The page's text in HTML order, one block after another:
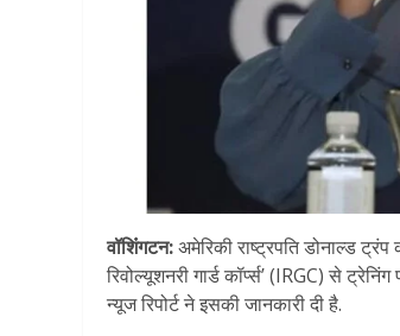
वॉशिंंगटन:अमेरिकी राष्ट्रपति डोनाल्ड
रिवोल्यूशनरी गार्ड कॉर्प्स’ (IRGC) से
न्यूज रिपोर्ट ने इसकी जानकारी दी है.